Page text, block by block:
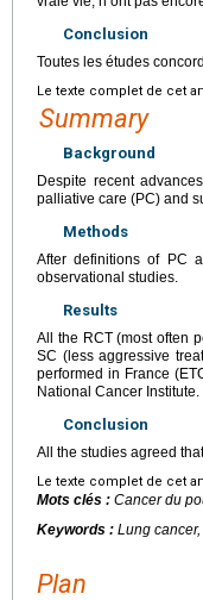
Conclusion
Toutes les études
Le texte complet de cet
Summary
Background
Despite recent
palliative care (PC) and
Methods
After definitions of PC
observational studies.
Results
All the RCT (most often
SC (less aggressive
performed in France
National Cancer Institute.
Conclusion
All the studies agreed
Le texte complet de cet
Mots clés : Cancer du
Keywords : Lung
Plan